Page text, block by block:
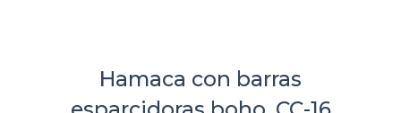
Hamaca con barras